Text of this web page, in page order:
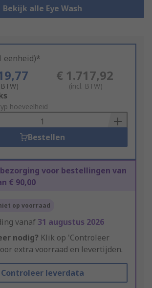
Bekijk alle Eye Wash
eenheid)*
€ 1.717,92
(incl. BTW)
hoeveelheid
Bestellen
bezorging voor bestellingen van
€ 90,00
op voorraad
vanaf31 augustus 2026
nodig? Klik op 'Controleer
extra voorraad en levertijden.
Controleer leverdata